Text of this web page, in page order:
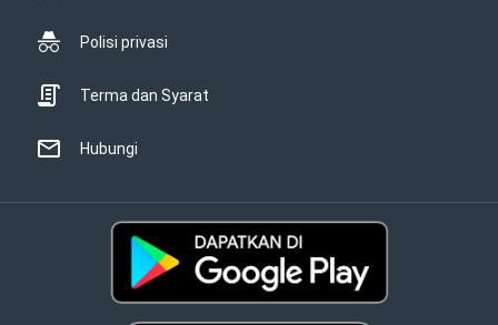
Polisi privasi
Terma dan Syarat
Hubungi